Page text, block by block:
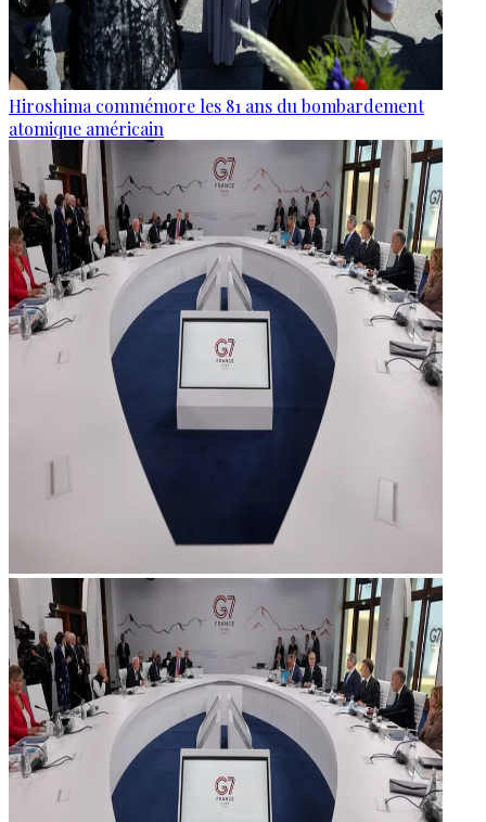
Hiroshima commémore les 81 ans du bombardement
atomique américain